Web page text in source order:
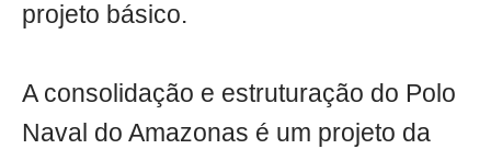
projeto básico.
A consolidação e estruturação do Polo
Naval do Amazonas é um projeto da